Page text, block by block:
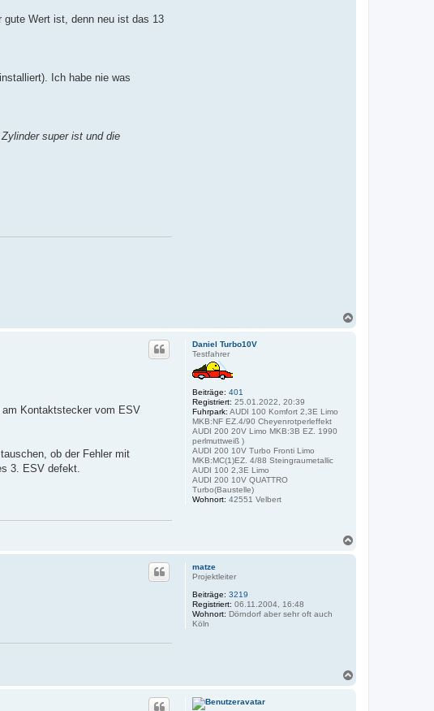
gute Wert ist, denn neu ist das 13
Ich habe nie was
super ist und die
Daniel Turbo10V
Testfahrer
Beiträge: 401
Registriert: 25.01.2022, 20:39
Fuhrpark: AUDI 100 Komfort 2,3E Limo
MKB:NF EZ.4/90 Cheyenrotperleffekt
AUDI 200 20V Limo MKB:3B EZ. 1990
perlmuttweiß )
AUDI 200 10V Turbo Fronti Limo
MKB:MC(1)EZ. 4/88 Steingraumetallic
AUDI 100 2,3E Limo
AUDI 200 10V QUATTRO
Turbo(Baustelle)
Wohnort: 42551 Velbert
Kontaktstecker vom ESV
ob der Fehler mit
3. ESV defekt.
matze
Projektleiter
Beiträge: 3219
Registriert: 06.11.2004, 16:48
Wohnort: Dörndorf aber sehr oft auch
Köln